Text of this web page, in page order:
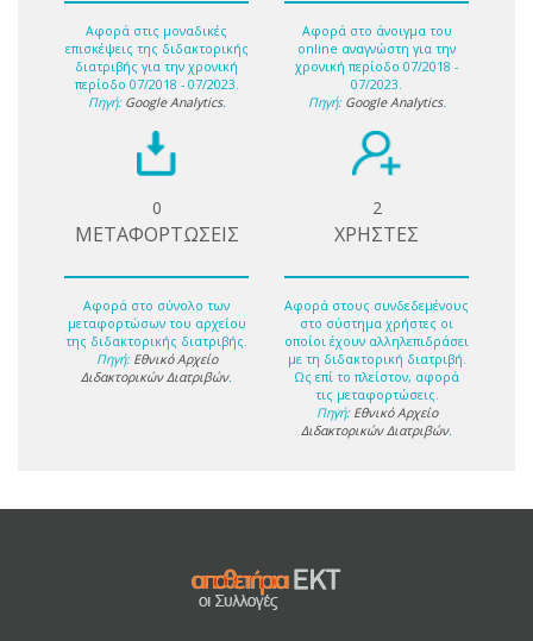
Αφορά στις μοναδικές
επισκέψεις της διδακτορικής
διατριβής για την χρονική
περίοδο 07/2018 - 07/2023.
Πηγή: Google Analytics.
Αφορά στο άνοιγμα του
online αναγνώστη για την
χρονική περίοδο 07/2018 -
07/2023.
Πηγή: Google Analytics.
0
ΜΕΤΑΦΟΡΤΩΣΕΙΣ
Αφορά στο σύνολο των
μεταφορτώσων του αρχείου
της διδακτορικής διατριβής.
Πηγή: Εθνικό Αρχείο
Διδακτορικών Διατριβών.
2
ΧΡΗΣΤΕΣ
Αφορά στους συνδεδεμένους
στο σύστημα χρήστες οι
οποίοι έχουν αλληλεπιδράσει
με τη διδακτορική διατριβή.
Ως επί το πλείστον, αφορά
τις μεταφορτώσεις.
Πηγή: Εθνικό Αρχείο
Διδακτορικών Διατριβών.